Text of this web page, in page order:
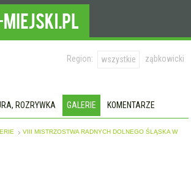
Region: wszystkie ząbkowicki
ROZRYWKA GALERIE KOMENTARZE
VIII MISTRZOSTWA RADNYCH DOLNEGO ŚLĄSKA W